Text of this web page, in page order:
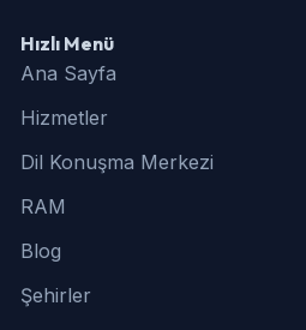
Hızlı Menü
Ana Sayfa
Hizmetler
Dil Konuşma Merkezi
RAM
Blog
Şehirler